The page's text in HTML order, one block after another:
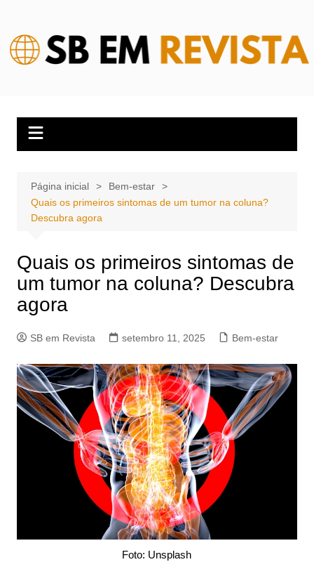
conteúdo
Página inicial
Bem-estar
Quais os primeiros sintomas de um tumor na coluna?
Descubra agora
Quais os primeiros sintomas de
um tumor na coluna? Descubra
agora
SB em Revista setembro 11, 2025 Bem-estar
Foto: Unsplash